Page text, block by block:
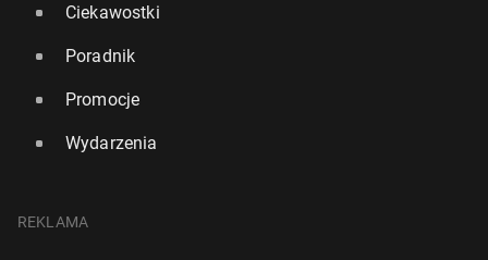
Ciekawostki
Poradnik
Promocje
Wydarzenia
REKLAMA